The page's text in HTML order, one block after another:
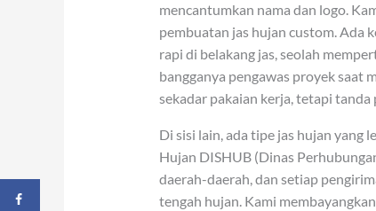
mencantumkan nama dan logo.
pembuatan jas hujan custom. Ada
rapi di belakang jas, seolah
bangganya pengawas proyek saat
sekadar pakaian kerja, tetapi tanda
Di sisi lain, ada tipe jas hujan yang
Hujan DISHUB (Dinas
daerah-daerah, dan setiap
tengah hujan. Kami